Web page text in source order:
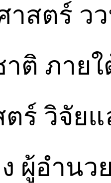
สตร์ ว
ติ ภาย
ร์ วิจัย
ผู้อำนว